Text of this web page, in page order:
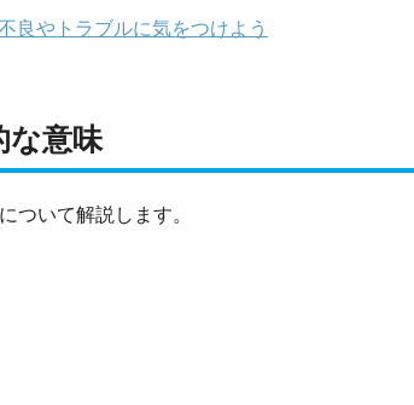
良やトラブルに気をつけよう
な意味
ついて解説します。